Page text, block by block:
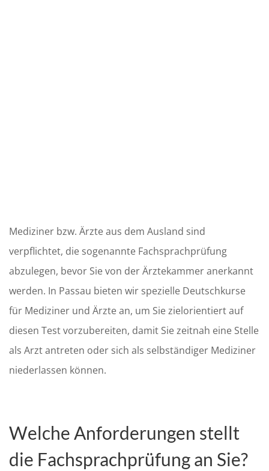
Mediziner bzw. Ärzte aus dem Ausland sind
verpflichtet, die sogenannte Fachsprachprüfung
abzulegen, bevor Sie von der Ärztekammer anerkannt
werden. In Passau bieten wir spezielle Deutschkurse
für Mediziner und Ärzte an, um Sie zielorientiert auf
diesen Test vorzubereiten, damit Sie zeitnah eine Stelle
als Arzt antreten oder sich als selbständiger Mediziner
niederlassen können.
Welche Anforderungen stellt
die Fachsprachprüfung an Sie?